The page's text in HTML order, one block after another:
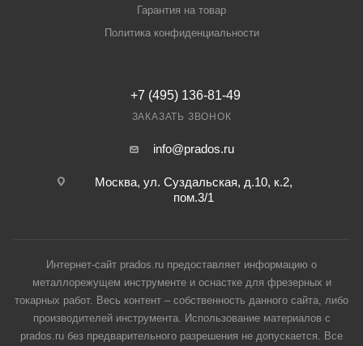
Гарантия на товар
Политика конфиденциальности
+7 (495) 136-81-49
ЗАКАЗАТЬ ЗВОНОК
info@prados.ru
Москва, ул. Суздальская, д.10, к.2,
пом.3/1
Интернет-сайт prados.ru предоставляет информацию о
металлорежущем инструменте и оснастке для фрезерных и
токарных работ. Весь контент – собственность данного сайта, либо
производителей инструмента. Использование материалов с
prados.ru без предварительного разрешения не допускается. Все